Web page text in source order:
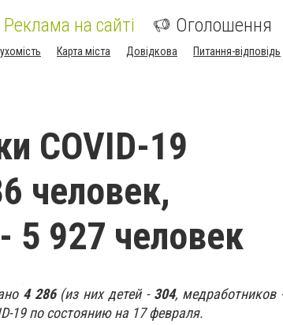
Реклама на сайті Оголошення
Карта міста Довідкова Питання-відповідь
COVID-19
человек,
927 человек
4 286(из них детей - 304, медработников
19 по состоянию на 17 февраля.